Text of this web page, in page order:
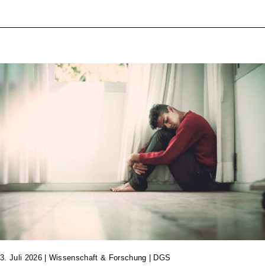
3. Juli 2026| Wissenschaft & Forschung | DGS